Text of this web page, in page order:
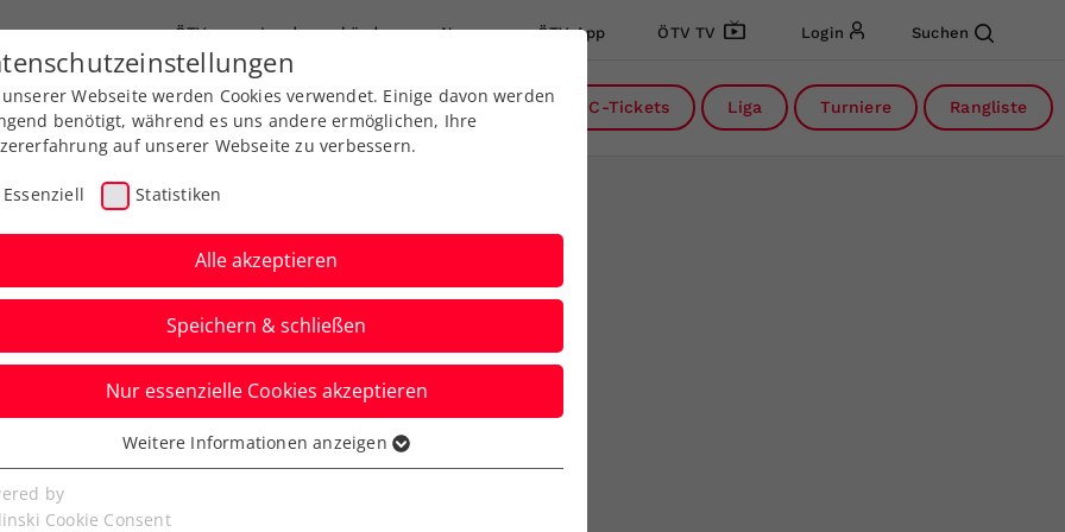
ÖTV Landesverbände News ÖTV App ÖTV TV Login Suchen
Ausbildung Services Über uns FAQ DC-Tickets Liga Turniere Rangliste
Senioren
Filterung im ÖTV-
Webseite werden Cookies verwendet. Einige davon werden
benötigt, während es uns andere ermöglichen, Ihre
auf unserer Webseite zu verbessern.
Essenziell Statistiken
Alle akzeptieren
Speichern & schließen
Nur essenzielle Cookies akzeptieren
Cookies werden für grundlegende Funktionen der
benötigt. Dadurch ist gewährleistet, dass die Webseite
Weitere Informationen anzeigen
by
Cookie Consent